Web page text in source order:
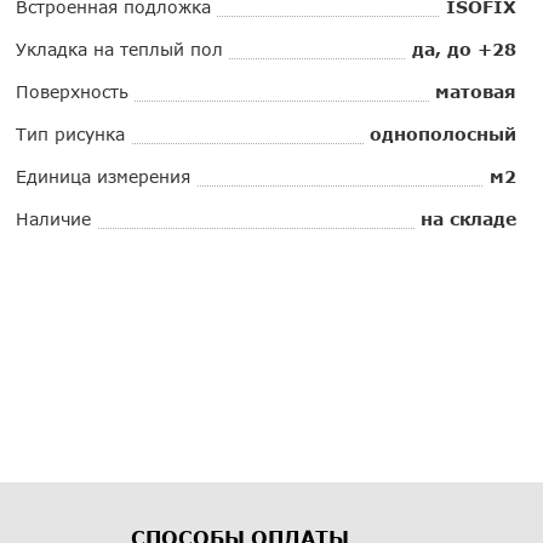
Встроенная подложка ISOFIX
Укладка на теплый пол да, до +28
Поверхность матовая
Тип рисунка однополосный
Единица измерения м2
Наличие на складе
СПОСОБЫ ОПЛАТЫ